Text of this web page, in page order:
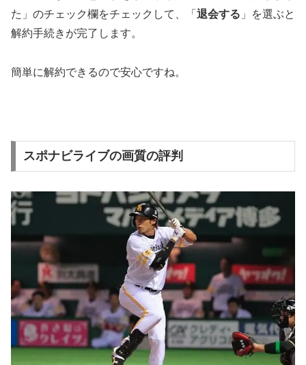
た」のチェック欄をチェックして、「 退会する 」を選ぶと
解約手続きが完了します。
簡単に解約できるので安心ですね。
スポナビライブの画質の評判